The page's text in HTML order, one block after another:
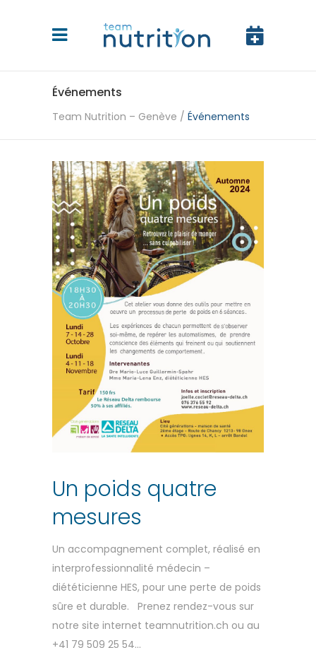
Événements
Team Nutrition – Genève / Événements
Un poids quatre
mesures
Un accompagnement complet, réalisé en
interprofessionnalité médecin –
diététicienne HES, pour une perte de poids
sûre et durable. Prenez rendez-vous sur
notre site internet teamnutrition.ch ou au
+41 79 509 25 54...